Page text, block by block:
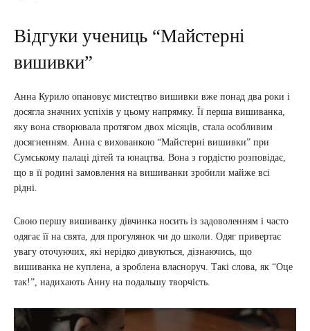
Відгуки учениць “Майстерні
вишивки”
Анна Курило опановує мистецтво вишивки вже понад два роки і
досягла значних успіхів у цьому напрямку. Її перша вишиванка,
яку вона створювала протягом двох місяців, стала особливим
досягненням. Анна є вихованкою “Майстерні вишивки” при
Сумському палаці дітей та юнацтва. Вона з гордістю розповідає,
що в її родині замовлення на вишиванки зробили майже всі
рідні.
Свою першу вишиванку дівчинка носить із задоволенням і часто
одягає її на свята, для прогулянок чи до школи. Одяг привертає
увагу оточуючих, які нерідко дивуються, дізнаючись, що
вишиванка не куплена, а зроблена власноруч. Такі слова, як “Оце
так!”, надихають Анну на подальшу творчість.